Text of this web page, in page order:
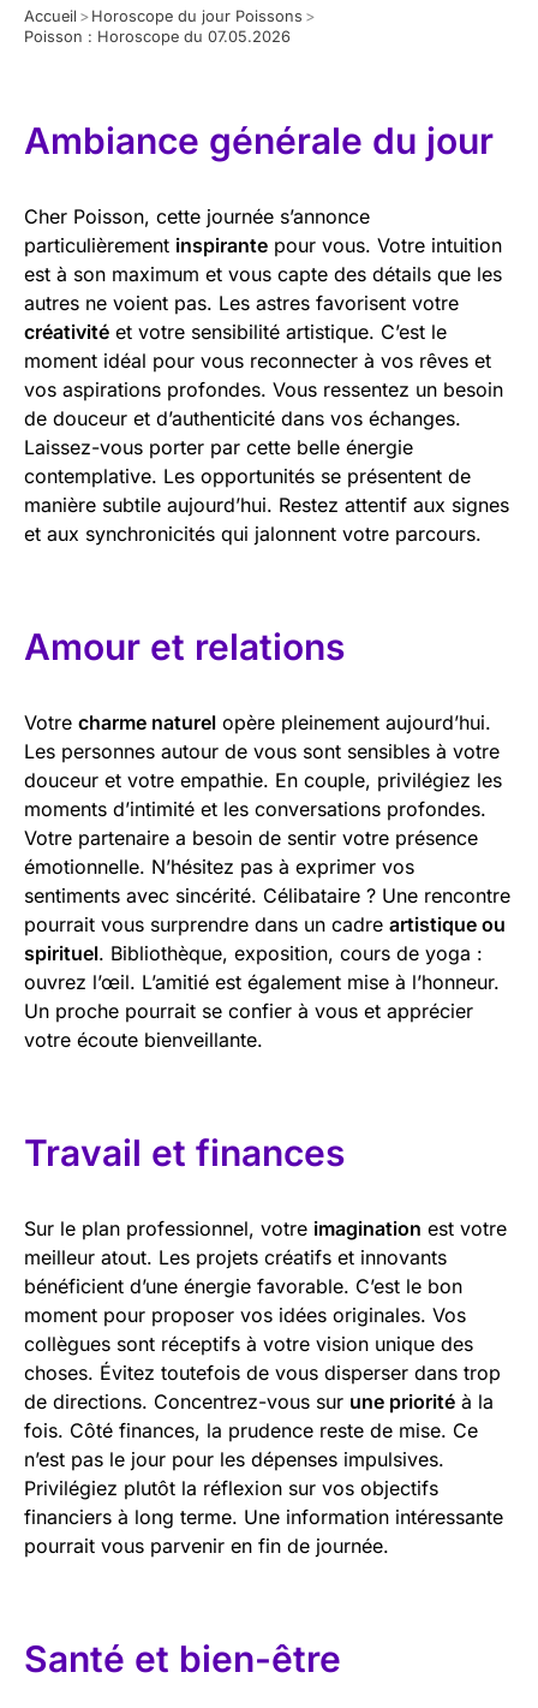
Accueil > Horoscope du jour Poissons >
Poisson : Horoscope du 07.05.2026
Ambiance générale du jour
Cher Poisson, cette journée s’annonce
particulièrement inspirante pour vous. Votre intuition
est à son maximum et vous capte des détails que les
autres ne voient pas. Les astres favorisent votre
créativité et votre sensibilité artistique. C’est le
moment idéal pour vous reconnecter à vos rêves et
vos aspirations profondes. Vous ressentez un besoin
de douceur et d’authenticité dans vos échanges.
Laissez-vous porter par cette belle énergie
contemplative. Les opportunités se présentent de
manière subtile aujourd’hui. Restez attentif aux signes
et aux synchronicités qui jalonnent votre parcours.
Amour et relations
Votre charme naturel opère pleinement aujourd’hui.
Les personnes autour de vous sont sensibles à votre
douceur et votre empathie. En couple, privilégiez les
moments d’intimité et les conversations profondes.
Votre partenaire a besoin de sentir votre présence
émotionnelle. N’hésitez pas à exprimer vos
sentiments avec sincérité. Célibataire ? Une rencontre
pourrait vous surprendre dans un cadre artistique ou
spirituel. Bibliothèque, exposition, cours de yoga :
ouvrez l’œil. L’amitié est également mise à l’honneur.
Un proche pourrait se confier à vous et apprécier
votre écoute bienveillante.
Travail et finances
Sur le plan professionnel, votre imagination est votre
meilleur atout. Les projets créatifs et innovants
bénéficient d’une énergie favorable. C’est le bon
moment pour proposer vos idées originales. Vos
collègues sont réceptifs à votre vision unique des
choses. Évitez toutefois de vous disperser dans trop
de directions. Concentrez-vous sur une priorité à la
fois. Côté finances, la prudence reste de mise. Ce
n’est pas le jour pour les dépenses impulsives.
Privilégiez plutôt la réflexion sur vos objectifs
financiers à long terme. Une information intéressante
pourrait vous parvenir en fin de journée.
Santé et bien-être